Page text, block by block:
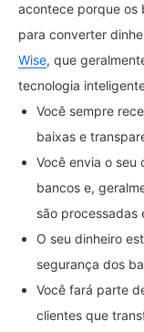
acontece porque os
para converter
Wise, que
tecnologia
Você sempre
baixas e
Você envia o seu
bancos e,
são processadas
O seu dinheiro
segurança dos
Você fará parte
clientes que